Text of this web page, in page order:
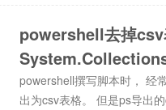
powershell去掉csv
powershell撰写脚本时， 经
出为csv表格。 但是ps导出